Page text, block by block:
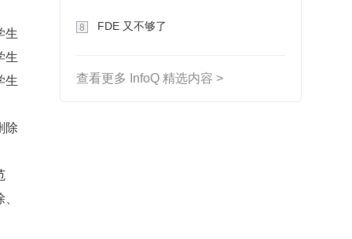
生
生
生
除
8 FDE 又不够了
查看更多 InfoQ 精选内容 >